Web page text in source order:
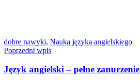
dobre nawyki, Nauka języka angielskiego
Nawigacja
wpisu
Poprzedni wpis
Język angielski – pełne zanurzenie